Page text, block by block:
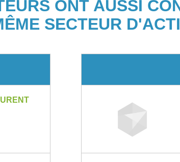
ONT AUSSI
SECTEUR